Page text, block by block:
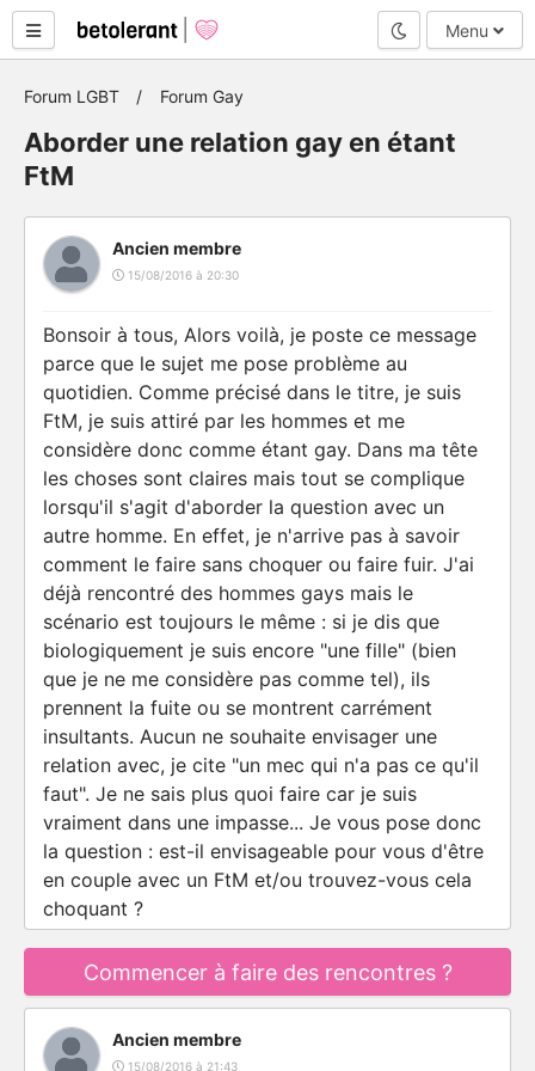
Mode nuit
Menu
Forum LGBT Forum Gay
Aborder une relation gay en étant
FtM
Ancien membre
15/08/2016 à 20:30
Bonsoir à tous, Alors voilà, je poste ce message
parce que le sujet me pose problème au
quotidien. Comme précisé dans le titre, je suis
FtM, je suis attiré par les hommes et me
considère donc comme étant gay. Dans ma tête
les choses sont claires mais tout se complique
lorsqu'il s'agit d'aborder la question avec un
autre homme. En effet, je n'arrive pas à savoir
comment le faire sans choquer ou faire fuir. J'ai
déjà rencontré des hommes gays mais le
scénario est toujours le même : si je dis que
biologiquement je suis encore "une fille" (bien
que je ne me considère pas comme tel), ils
prennent la fuite ou se montrent carrément
insultants. Aucun ne souhaite envisager une
relation avec, je cite "un mec qui n'a pas ce qu'il
faut". Je ne sais plus quoi faire car je suis
vraiment dans une impasse... Je vous pose donc
la question : est-il envisageable pour vous d'être
en couple avec un FtM et/ou trouvez-vous cela
choquant ?
Commencer à faire des rencontres ?
Ancien membre
15/08/2016 à 21:43